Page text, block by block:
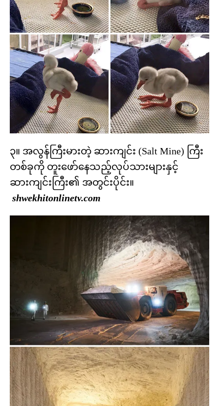
၃။ အလွန်ကြီးမားတဲ့ ဆားကျင်း (Salt Mine) ကြီး
တစ်ခုကို တူးဖော်နေသည့်လုပ်သားများနှင့်
ဆားကျင်းကြီး၏ အတွင်းပိုင်း။
shwekhitonlinetv.com